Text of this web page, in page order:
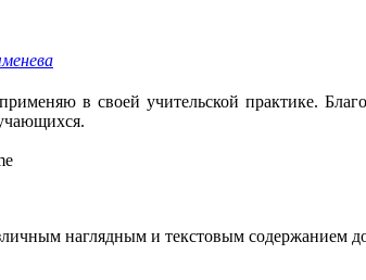
в своей учительской практике.
наглядным и текстовым содержанием